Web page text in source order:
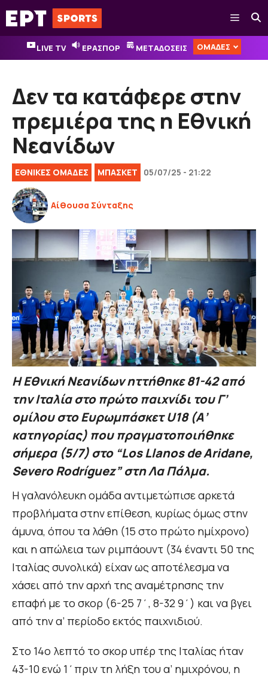
Μετάβαση
σε
περιεχόμενο
Μενού
LIVE TV ΕΡΑΣΠΟΡ ΜΕΤΑΔΟΣΕΙΣ ΟΜΑΔΕΣ
Δεν τα κατάφερε στην
πρεμιέρα της η Εθνική
Νεανίδων
EΘΝΙΚΈΣ OΜΆΔΕΣ ΜΠΑΣΚΕΤ 05/07/25 - 21:22
Αίθουσα Σύνταξης
Η Εθνική Νεανίδων ηττήθηκε 81-42 από
την Ιταλία στο πρώτο παιχνίδι του Γ’
ομίλου στο Ευρωμπάσκετ U18 (Α’
κατηγορίας) που πραγματοποιήθηκε
σήμερα (5/7) στο “Los Llanos de Aridane,
Severo Rodríguez” στη Λα Πάλμα.
Η γαλανόλευκη ομάδα αντιμετώπισε αρκετά
προβλήματα στην επίθεση, κυρίως όμως στην
άμυνα, όπου τα λάθη (15 στο πρώτο ημίχρονο)
και η απώλεια των ριμπάουντ (34 έναντι 50 της
Ιταλίας συνολικά) είχαν ως αποτέλεσμα να
χάσει από την αρχή της αναμέτρησης την
επαφή με το σκορ (6-25 7΄, 8-32 9΄) και να βγει
από την α’ περίοδο εκτός παιχνιδιού.
Στο 14ο λεπτό το σκορ υπέρ της Ιταλίας ήταν
43-10 ενώ 1΄πριν τη λήξη του α’ ημιχρόνου, η